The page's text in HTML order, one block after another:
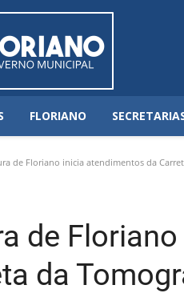
FLORIANO
de Floriano inicia atendimentos da
de
da